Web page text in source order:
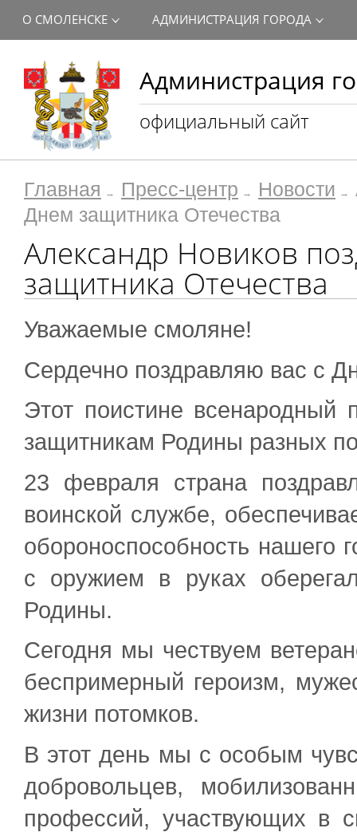
Администрация
официальный сайт
О СМОЛЕНСКЕ АДМИНИСТРАЦИЯ ГОРОДА
Главная Пресс-центр Новости
Днем защитника Отечества
Александр Новиков
защитника Отечества
Уважаемые смоляне!
Сердечно поздравляю вас с
Этот поистине всенародный
защитникам Родины разных
23 февраля страна
воинской службе,
обороноспособность нашего
с оружием в руках
Родины.
Сегодня мы чествуем
беспримерный героизм,
жизни потомков.
В этот день мы с особым
добровольцев,
профессий, участвующих в